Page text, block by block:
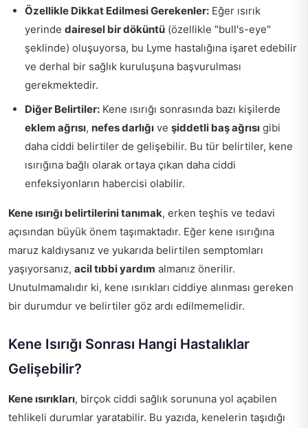
Özellikle Dikkat Edilmesi Gerekenler: Eğer ısırık
yerinde dairesel bir döküntü (özellikle "bull's-eye"
şeklinde) oluşuyorsa, bu Lyme hastalığına işaret edebilir
ve derhal bir sağlık kuruluşuna başvurulması
gerekmektedir.
Diğer Belirtiler: Kene ısırığı sonrasında bazı kişilerde
eklem ağrısı, nefes darlığı ve şiddetli baş ağrısı gibi
daha ciddi belirtiler de gelişebilir. Bu tür belirtiler, kene
ısırığına bağlı olarak ortaya çıkan daha ciddi
enfeksiyonların habercisi olabilir.
Kene ısırığı belirtilerini tanımak, erken teşhis ve tedavi
açısından büyük önem taşımaktadır. Eğer kene ısırığına
maruz kaldıysanız ve yukarıda belirtilen semptomları
yaşıyorsanız, acil tıbbi yardım almanız önerilir.
Unutulmamalıdır ki, kene ısırıkları ciddiye alınması gereken
bir durumdur ve belirtiler göz ardı edilmemelidir.
Kene Isırığı Sonrası Hangi Hastalıklar
Gelişebilir?
Kene ısırıkları, birçok ciddi sağlık sorununa yol açabilen
tehlikeli durumlar yaratabilir. Bu yazıda, kenelerin taşıdığı